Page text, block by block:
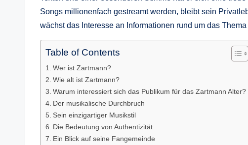
Songs millionenfach gestreamt werden, bleibt sein
wächst das Interesse an Informationen rund um das Thema
Table of Contents
Wer ist Zartmann?
Wie alt ist Zartmann?
Warum interessiert sich das Publikum für das Zartmann Alter?
Der musikalische Durchbruch
Sein einzigartiger Musikstil
Die Bedeutung von Authentizität
Ein Blick auf seine Fangemeinde